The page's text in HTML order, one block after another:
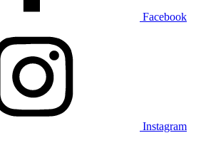
Facebook
Instagram